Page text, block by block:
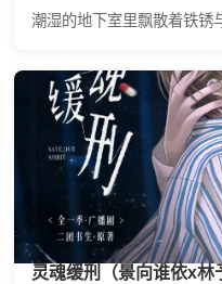
潮湿的地下室里飘散着铁锈
灵魂缓刑（景向谁依x林